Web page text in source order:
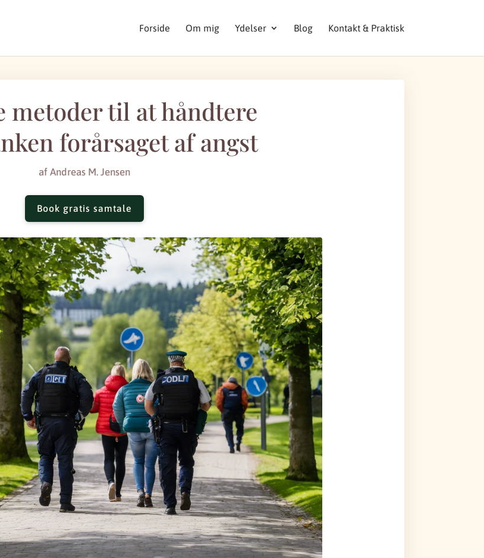
Forside Om mig Ydelser Blog Kontakt & Praktisk
metoder til at håndtere
forårsaget af angst
af Andreas M. Jensen
Book gratis samtale